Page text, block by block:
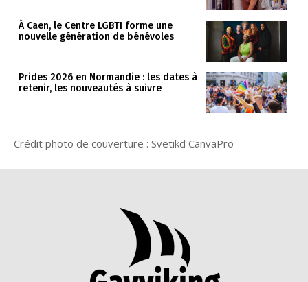
À Caen, le Centre LGBTI forme une
nouvelle génération de bénévoles
Prides 2026 en Normandie : les dates à
retenir, les nouveautés à suivre
Crédit photo de couverture : Svetikd CanvaPro